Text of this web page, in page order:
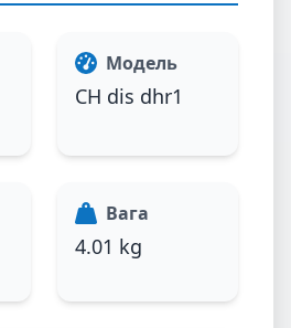
Модель
CH dis dhr1
Вага
4.01 kg